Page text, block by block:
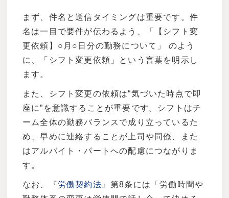
まず、件名と送信タイミングは重要です。件
名は一目で要件が伝わるよう、「【シフト変
更依頼】○月○日分の勤務について」 のよう
に、「シフト変更依頼」という言葉を明示し
ます。
また、シフト変更の依頼は“気づいた時点で即
座に”を意識することが重要です。シフトはチ
ーム全体の勤務バランスで成り立っているた
め、早めに連絡することが上司や同僚、また
はアルバイト・パートへの配慮につながりま
す。
なお、『労働契約法 』第8条には「労働時間や